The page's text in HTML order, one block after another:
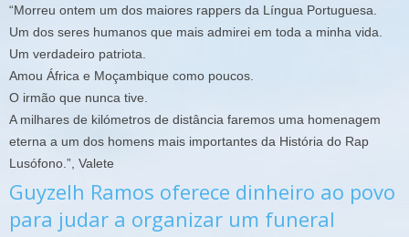
“Morreu ontem um dos maiores rappers da Língua Portuguesa.
Um dos seres humanos que mais admirei em toda a minha vida.
Um verdadeiro patriota.
Amou África e Moçambique como poucos.
O irmão que nunca tive.
A milhares de kilómetros de distância faremos uma homenagem
eterna a um dos homens mais importantes da História do Rap
Lusófono.”, Valete
Guyzelh Ramos oferece dinheiro ao povo
para judar a organizar um funeral